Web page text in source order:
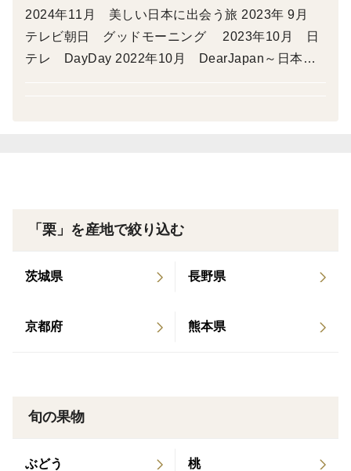
【ぽろたん】
鬼皮と渋皮が一緒にぽろっとむけることから命名されま
した。
栗のきれいな形を活かしたお料理にいかがでしょう。
節減対象農薬：当地比５割減
2024年11月 美しい日本に出会う旅 2023年 9月
テレビ朝日 グッドモーニング 2023年10月 日
テレ DayDay 2022年10月 DearJapan～日本が
「栗」を産地で絞り込む
茨城県 長野県
京都府 熊本県
旬の果物
ぶどう 桃